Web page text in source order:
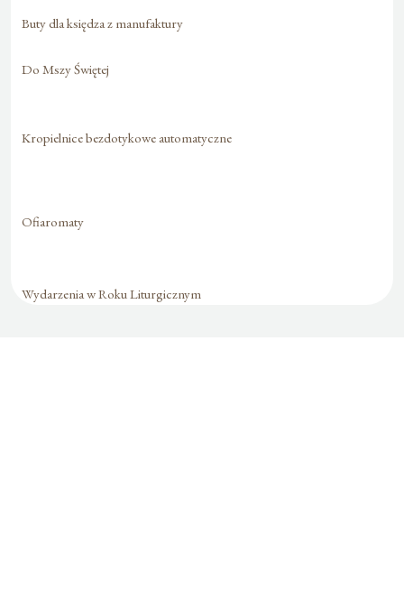
Buty dla księdza z manufaktury
Do Mszy Świętej
Kropielnice bezdotykowe automatyczne
Ofiaromaty
Wydarzenia w Roku Liturgicznym